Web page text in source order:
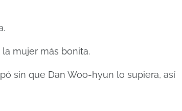
mujer más bonita.
sin que Dan Woo-hyun lo supiera, así